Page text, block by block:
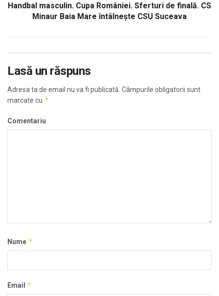
Handbal masculin. Cupa României. Sferturi de finală. CS
Minaur Baia Mare întâlneşte CSU Suceava
Lasă un răspuns
Adresa ta de email nu va fi publicată. Câmpurile obligatorii sunt
marcate cu *
Comentariu
Nume *
Email *